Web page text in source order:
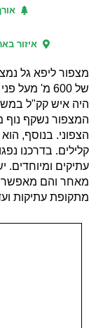
איזור
מצפור ליפא גל
של 600 מ'
היה איש קק"ל
המצפור נשקף נוף
הצפוני. בנוסף,
קלילים. בדרכנו
עתיקים
מאחר והם
מתקופת עתיקות